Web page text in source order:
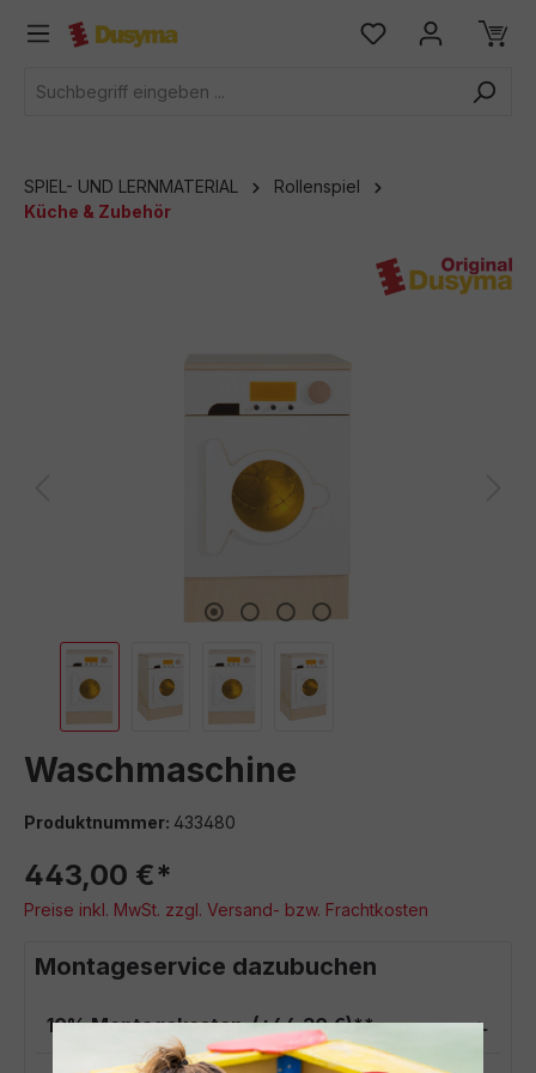
springen
SPIEL- UND LERNMATERIAL
Rollenspiel
Küche & Zubehör
Bildergalerie überspringen
Waschmaschine
Produktnummer: 433480
443,00 €*
Preise inkl. MwSt. zzgl. Versand- bzw. Frachtkosten
Montageservice dazubuchen
10% Montagekosten (+44,30 €)**